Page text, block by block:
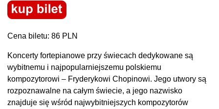
Cena biletu: 86 PLN
Koncerty fortepianowe przy świecach dedykowane są
wybitnemu i najpopularniejszemu polskiemu
kompozytorowi – Fryderykowi Chopinowi. Jego utwory są
rozpoznawalne na całym świecie, a jego nazwisko
znajduje się wśród najwybitniejszych kompozytorów